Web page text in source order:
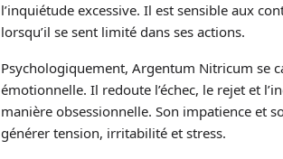
l’inquiétude excessive. Il est sensible aux
lorsqu’il se sent limité dans ses actions.
Psychologiquement, Argentum Nitricum se
émotionnelle. Il redoute l’échec, le rejet et
manière obsessionnelle. Son impatience et
générer tension, irritabilité et stress.